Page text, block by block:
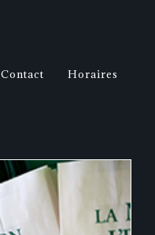
Contact Horaires